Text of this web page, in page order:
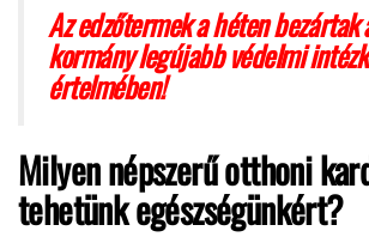
Az edzőtermek a héten bezártak
kormány legújabb védelmi
értelmében!
Milyen népszerű otthoni
tehetünk egészségünkért?